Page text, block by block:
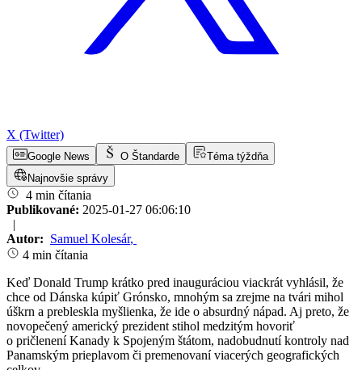
X (Twitter)
Google News O Štandarde
Téma týždňa
Najnovšie správy
4 min čítania
Publikované: 2025-01-27 06:06:10
|
Autor: Samuel Kolesár,
4 min čítania
Keď Donald Trump krátko pred inauguráciou viackrát vyhlásil, že
chce od Dánska kúpiť Grónsko, mnohým sa zrejme na tvári mihol
úškrn a prebleskla myšlienka, že ide o absurdný nápad. Aj preto, že
novopečený americký prezident stihol medzitým hovoriť
o pričlenení Kanady k Spojeným štátom, nadobudnutí kontroly nad
Panamským prieplavom či premenovaní viacerých geografických